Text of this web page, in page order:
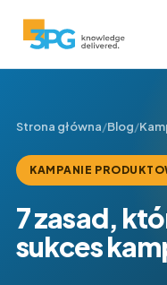
Strona główna/Blog/
KAMPANIE
7 zasad,
sukces